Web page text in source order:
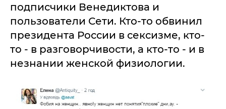
подписчики Венедиктова и
пользователи Сети. Кто-то обвинил
президента России в сексизме, кто-
то - в разговорчивости, а кто-то - и в
незнании женской физиологии.